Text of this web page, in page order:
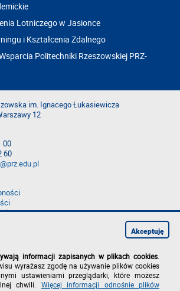
Lotniczego w Jasionce
i Kształcenia Zdalnego
Politechniki Rzeszowskiej PRZ-
im. Ignacego Łukasiewicza
12
00
60
informacji zapisanych w plikach cookies
wyrażasz zgodę na używanie plików cookies
ustawieniami przeglądarki, które możesz
chwili. Więcej informacji odnośnie plików
Akceptuję